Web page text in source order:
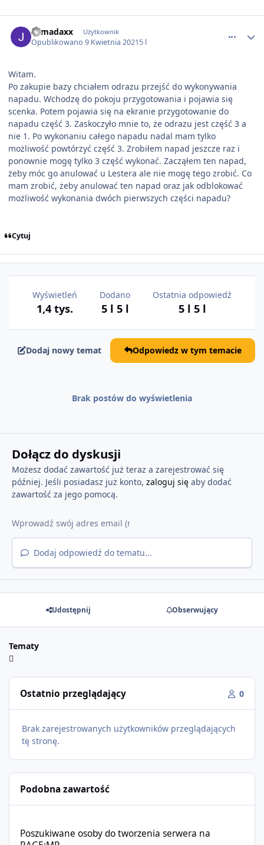
Armadaxx Użytkownik
Opublikowano9 Kwietnia 20215 l
Witam.
Po zakupie bazy chciałem odrazu przejść do wykonywania
napadu. Wchodzę do pokoju przygotowania i pojawia się
scenka. Potem pojawia się na ekranie przygotowanie do
napadu część 3. Zaskoczyło mnie to, że odrazu jest część 3 a
nie 1. Po wykonaniu całego napadu nadal mam tylko
możliwość powtórzyć część 3. Zrobiłem napad jeszcze raz i
ponownie mogę tylko 3 część wykonać. Zacząłem ten napad,
żeby móc go anulować u Lestera ale nie mogę tego zrobić. Co
mam zrobić, żeby anulować ten napad oraz jak odblokować
możliwość wykonania dwóch pierwszych części napadu?
Cytuj
Wyświetleń
1,4 tys.
Dodano
5 l 5 l
Ostatnia odpowiedź
5 l 5 l
Dodaj nowy temat Odpowiedz w tym temacie
Brak postów do wyświetlenia
Dołącz do dyskusji
Możesz dodać zawartość już teraz a zarejestrować się
później. Jeśli posiadasz już konto, zaloguj sięaby dodać
zawartość za jego pomocą.
Dodaj odpowiedź do tematu...
Udostępnij Obserwujący
Tematy
Ostatnio przeglądający 0
Brak zarejestrowanych użytkowników przeglądających
tę stronę.
Podobna zawartość
Poszukiwane osoby do tworzenia serwera na